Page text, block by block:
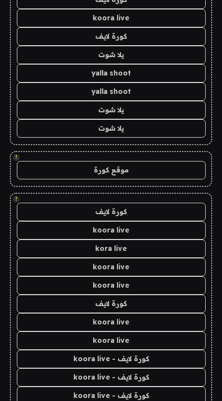
koora live
كورة لايف
يلا شوت
yalla shoot
yalla shoot
يلا شوت
يلا شوت
!
موقع كورة
!
كورة لايف
koora live
kora live
koora live
koora live
كورة لايف
koora live
koora live
كورة لايف - koora live
كورة لايف - koora live
كورة لايف - koora live